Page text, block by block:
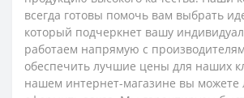
всегда готовы помочь вам выбрать
который подчеркнет вашу
работаем напрямую с
обеспечить лучшие цены для наших
нашем интернет-магазине вы можете